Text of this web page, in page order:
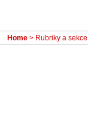
- Život řidiče
Home > Rubriky a sekce